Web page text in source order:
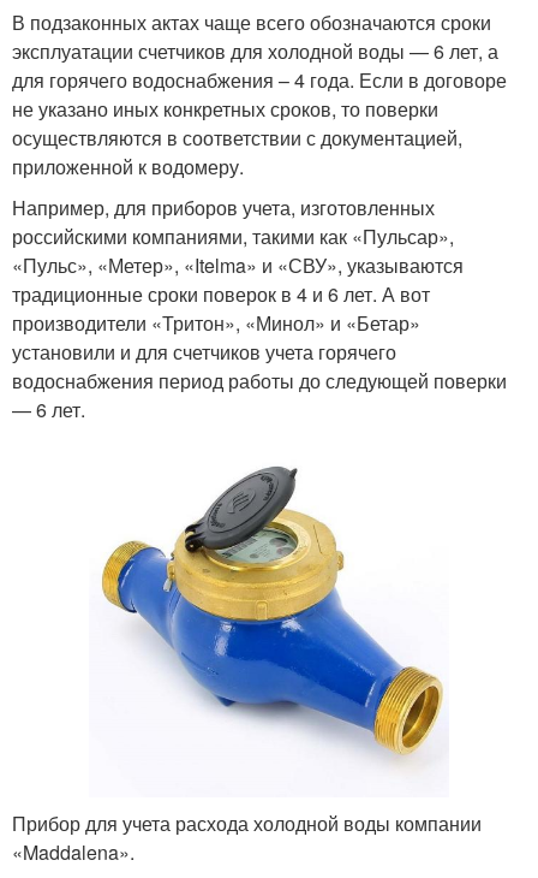
В подзаконных актах чаще всего обозначаются сроки
эксплуатации счетчиков для холодной воды — 6 лет, а
для горячего водоснабжения – 4 года. Если в договоре
не указано иных конкретных сроков, то поверки
осуществляются в соответствии с документацией,
приложенной к водомеру.
Например, для приборов учета, изготовленных
российскими компаниями, такими как «Пульсар»,
«Пульс», «Метер», «Itelma» и «СВУ», указываются
традиционные сроки поверок в 4 и 6 лет. А вот
производители «Тритон», «Минол» и «Бетар»
установили и для счетчиков учета горячего
водоснабжения период работы до следующей поверки
— 6 лет.
Прибор для учета расхода холодной воды компании
«Maddalena».